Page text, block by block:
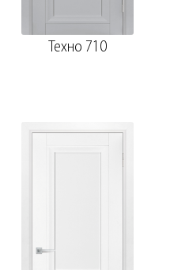
Техно 710